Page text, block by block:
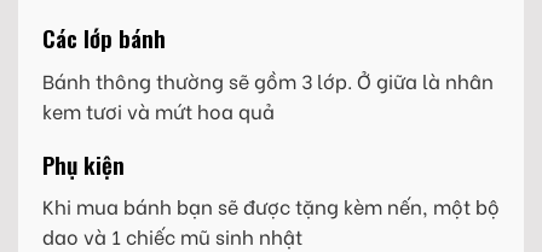
Các lớp bánh
Bánh thông thường sẽ gồm 3 lớp. Ở giữa là nhân
kem tươi và mứt hoa quả
Phụ kiện
Khi mua bánh bạn sẽ được tặng kèm nến, một bộ
dao và 1 chiếc mũ sinh nhật